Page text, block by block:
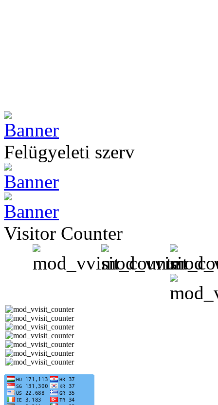
Felügyeleti szerv
Visitor Counter